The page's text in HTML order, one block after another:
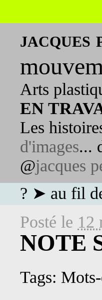
jacques
Arts
EN
Les
d'images...
@jacques
? ➤ au fil
Posté le 12
NOTE
Tags: